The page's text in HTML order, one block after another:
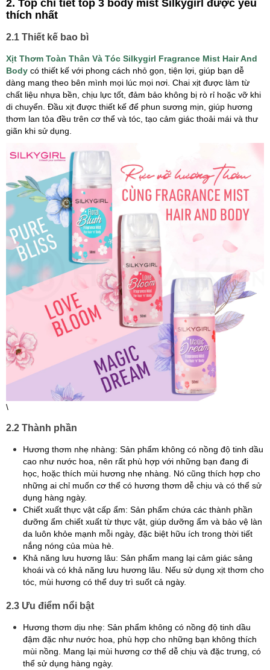
2. Top chi tiết top 3 body mist Silkygirl được yêu
thích nhất
2.1 Thiết kế bao bì
Xịt Thơm Toàn Thân Và Tóc Silkygirl Fragrance Mist Hair And
Body có thiết kế với phong cách nhỏ gọn, tiện lợi, giúp bạn dễ
dàng mang theo bên mình mọi lúc mọi nơi. Chai xịt được làm từ
chất liệu nhựa bền, chịu lực tốt, đảm bảo không bị rò rỉ hoặc vỡ khi
di chuyển. Đầu xịt được thiết kế để phun sương mịn, giúp hương
thơm lan tỏa đều trên cơ thể và tóc, tạo cảm giác thoải mái và thư
giãn khi sử dụng.
\
2.2 Thành phần
Hương thơm nhẹ nhàng: Sản phẩm không có nồng độ tinh dầu
cao như nước hoa, nên rất phù hợp với những bạn đang đi
học, hoặc thích mùi hương nhẹ nhàng. Nó cũng thích hợp cho
những ai chỉ muốn cơ thể có hương thơm dễ chịu và có thể sử
dụng hàng ngày.
Chiết xuất thực vật cấp ẩm: Sản phẩm chứa các thành phần
dưỡng ẩm chiết xuất từ thực vật, giúp dưỡng ẩm và bảo vệ làn
da luôn khỏe mạnh mỗi ngày, đặc biệt hữu ích trong thời tiết
nắng nóng của mùa hè.
Khả năng lưu hương lâu: Sản phẩm mang lại cảm giác sảng
khoái và có khả năng lưu hương lâu. Nếu sử dụng xịt thơm cho
tóc, mùi hương có thể duy trì suốt cả ngày.
2.3 Ưu điểm nổi bật
Hương thơm dịu nhẹ: Sản phẩm không có nồng độ tinh dầu
đậm đặc như nước hoa, phù hợp cho những bạn không thích
mùi nồng. Mang lại mùi hương cơ thể dễ chịu và đặc trưng, có
thể sử dụng hàng ngày.